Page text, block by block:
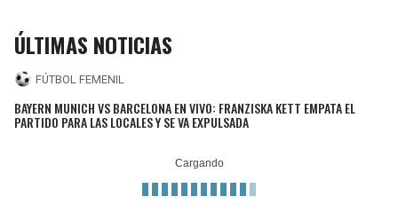
ÚLTIMAS NOTICIAS
FÚTBOL FEMENIL
BAYERN MUNICH VS BARCELONA EN VIVO: FRANZISKA KETT EMPATA EL
PARTIDO PARA LAS LOCALES Y SE VA EXPULSADA